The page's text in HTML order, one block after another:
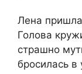
Лена
Голова
страшно
бросилась в